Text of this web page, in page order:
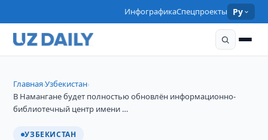
ИнфографикаСпецпроекты Ру
Главная›Узбекистан›
В Намангане будет полностью обновлён информационно-
библиотечный центр имени …
УЗБЕКИСТАН